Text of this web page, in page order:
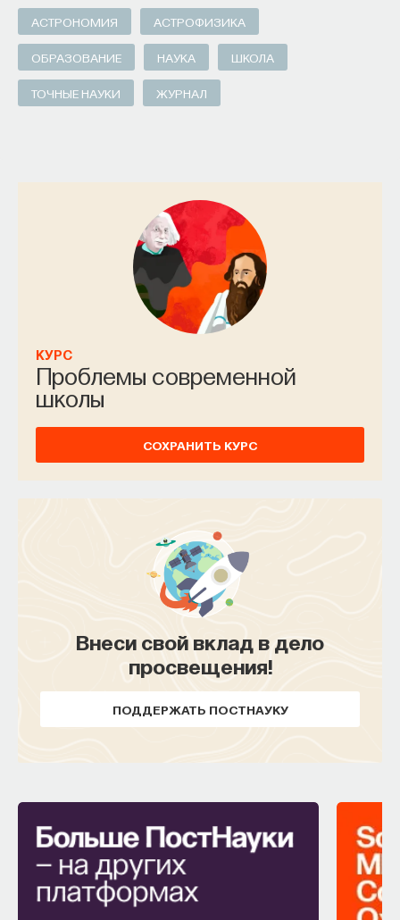
АСТРОНОМИЯ АСТРОФИЗИКА
ОБРАЗОВАНИЕ НАУКА ШКОЛА
ТОЧНЫЕ НАУКИ ЖУРНАЛ
КУРС
Проблемы современной
школы
СОХРАНИТЬ КУРС
Внеси свой вклад в дело
просвещения!
ПОДДЕРЖАТЬ ПОСТНАУКУ